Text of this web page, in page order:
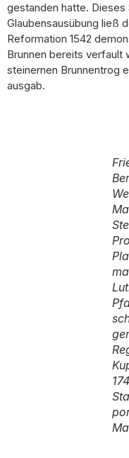
gestanden hatte.
Glaubensausübung ließ
Reformation 1542
Brunnen bereits verfault
steinernen Brunnentrog
ausgab.